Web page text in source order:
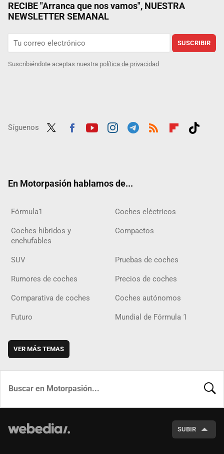
RECIBE "Arranca que nos vamos", NUESTRA
NEWSLETTER SEMANAL
SUSCRIBIR
Suscribiéndote aceptas nuestra política de privacidad
Síguenos
En Motorpasión hablamos de...
Fórmula1 Coches eléctricos
Coches híbridos y
enchufables
Compactos
SUV Pruebas de coches
Rumores de coches Precios de coches
Comparativa de coches Coches autónomos
Futuro Mundial de Fórmula 1
VER MÁS TEMAS
SUBIR